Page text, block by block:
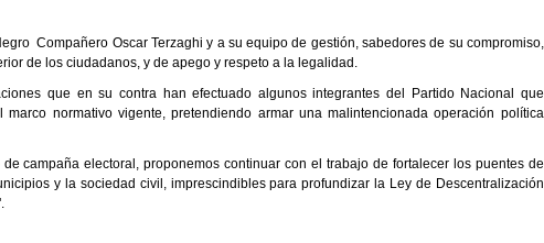
Compañero Oscar Terzaghi y a su equipo de gestión, sabedores de su compromiso,
de los ciudadanos, y de apego y respeto a la legalidad.
que en su contra han efectuado algunos integrantes del Partido Nacional que
marco normativo vigente, pretendiendo armar una malintencionada operación política
campaña electoral, proponemos continuar con el trabajo de fortalecer los puentes de
y la sociedad civil, imprescindibles para profundizar la Ley de Descentralización